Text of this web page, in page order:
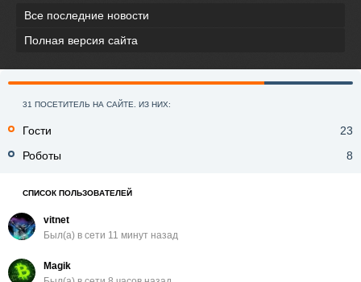
Все последние новости
Полная версия сайта
31 ПОСЕТИТЕЛЬ НА САЙТЕ. ИЗ НИХ:
Гости
23
Роботы
8
СПИСОК ПОЛЬЗОВАТЕЛЕЙ
vitnet
Был(a) в сети 11 минут назад
Magik